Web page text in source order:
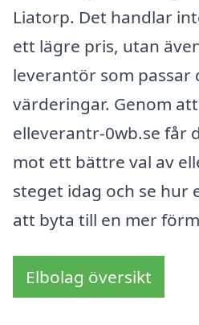
Liatorp. Det handlar
ett lägre pris, utan
leverantör som passar
värderingar. Genom
elleverantr-0wb.se får
mot ett bättre val av
steget idag och se hur
att byta till en mer
Elbolag översikt